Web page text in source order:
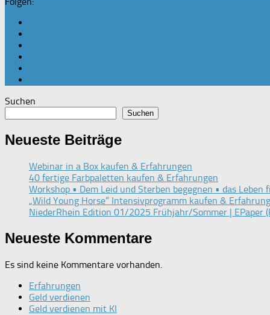
Suchen
Suchen
Neueste Beiträge
Webinar in a Box kaufen & Erfahrungen
40 fertige Farbpaletten kaufen & Erfahrungen
Workshop • Dem Leid und Sterben begegnen • das
„Wild Young Horse“ Intensivprogramm kaufen &
NiederRhein Edition 01/2025 Frühjahr/Sommer | EPaper
Neueste Kommentare
Es sind keine Kommentare vorhanden.
Erfahrungen
Geld verdienen
Geld verdienen mit KI